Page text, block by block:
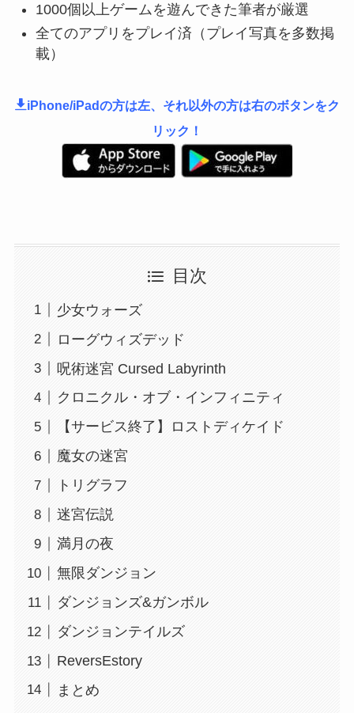
1000個以上ゲームを遊んできた筆者が厳選
全てのアプリをプレイ済（プレイ写真を多数掲
載）
iPhone/iPadの方は左、それ以外の方は右のボタンをク
リック！
目次
少女ウォーズ
ローグウィズデッド
呪術迷宮 Cursed Labyrinth
クロニクル・オブ・インフィニティ
【サービス終了】ロストディケイド
魔女の迷宮
トリグラフ
迷宮伝説
満月の夜
無限ダンジョン
ダンジョンズ&ガンボル
ダンジョンテイルズ
ReversEstory
まとめ